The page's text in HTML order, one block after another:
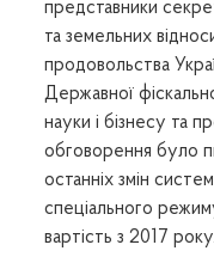
представники
та земельних
продовольства
Державної
науки і бізнесу та
обговорення було
останніх змін
спеціального
вартість з 2017 року.